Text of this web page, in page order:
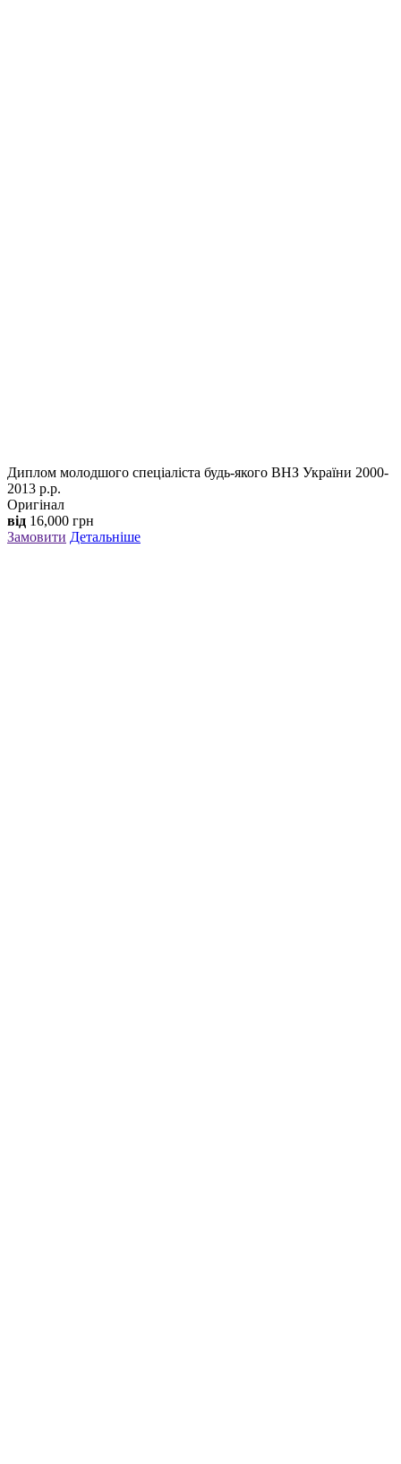
Диплом молодшого спеціаліста будь-якого ВНЗ України 2000-
2013 р.р.
Оригінал
від 16,000 грн
Замовити Детальніше